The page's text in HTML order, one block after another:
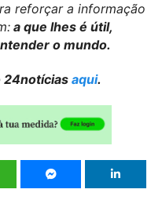
reforçar a informação
a que lhes é útil,
o mundo.
24notícias aqui.